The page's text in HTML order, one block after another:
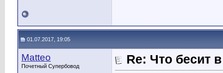
01.07.2017, 19:05
Matteo
Почетный Супербовод Re: Что бесит